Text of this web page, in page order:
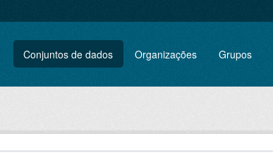
Conjuntos de dados Organizações Grupos